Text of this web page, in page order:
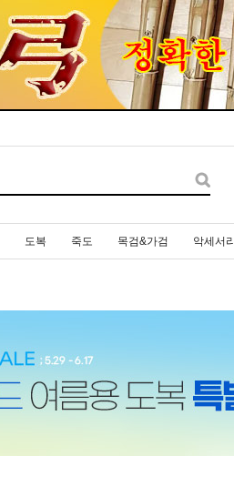
도복 죽도 목검&가검 악세서리